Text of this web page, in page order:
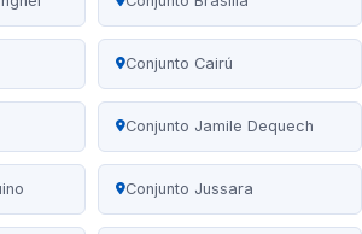
Conjunto Cairú
Conjunto Jamile Dequech
Conjunto Jussara